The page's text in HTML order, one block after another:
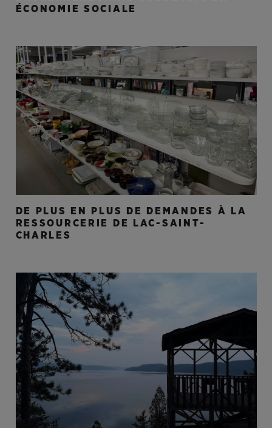
ÉCONOMIE SOCIALE
DE PLUS EN PLUS DE DEMANDES À LA
RESSOURCERIE DE LAC-SAINT-
CHARLES